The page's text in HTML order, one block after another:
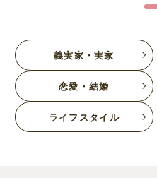
義実家・実家
恋愛・結婚
ライフスタイル